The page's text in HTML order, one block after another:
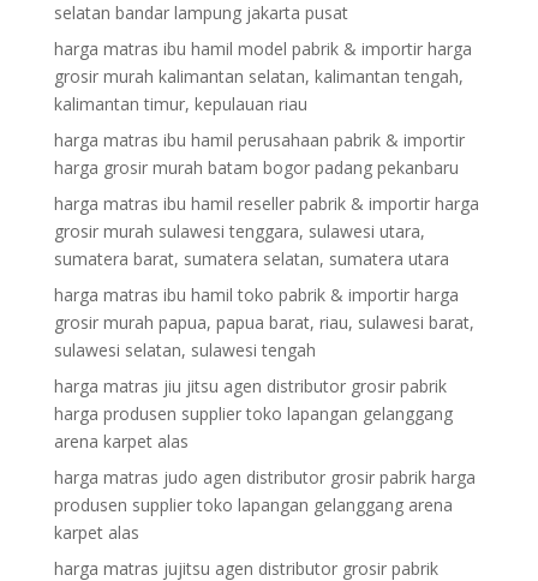
selatan bandar lampung jakarta pusat
harga matras ibu hamil model pabrik & importir harga
grosir murah kalimantan selatan, kalimantan tengah,
kalimantan timur, kepulauan riau
harga matras ibu hamil perusahaan pabrik & importir
harga grosir murah batam bogor padang pekanbaru
harga matras ibu hamil reseller pabrik & importir harga
grosir murah sulawesi tenggara, sulawesi utara,
sumatera barat, sumatera selatan, sumatera utara
harga matras ibu hamil toko pabrik & importir harga
grosir murah papua, papua barat, riau, sulawesi barat,
sulawesi selatan, sulawesi tengah
harga matras jiu jitsu agen distributor grosir pabrik
harga produsen supplier toko lapangan gelanggang
arena karpet alas
harga matras judo agen distributor grosir pabrik harga
produsen supplier toko lapangan gelanggang arena
karpet alas
harga matras jujitsu agen distributor grosir pabrik